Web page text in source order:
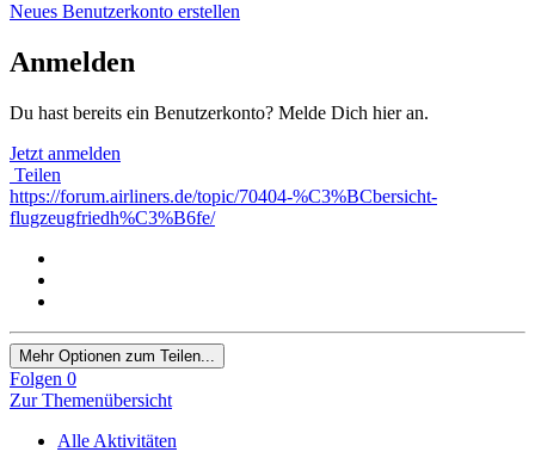
Neues Benutzerkonto erstellen
Anmelden
Du hast bereits ein Benutzerkonto? Melde Dich hier an.
Jetzt anmelden
Teilen
https://forum.airliners.de/topic/70404-%C3%BCbersicht-
flugzeugfriedh%C3%B6fe/
Mehr Optionen zum Teilen...
Folgen 0
Zur Themenübersicht
Alle Aktivitäten